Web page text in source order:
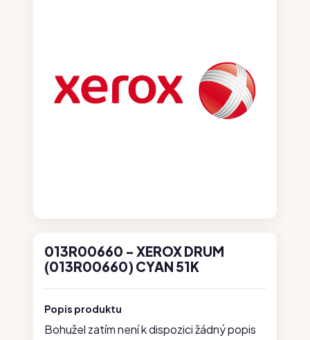
013R00660 - XEROX DRUM
(013R00660) CYAN 51K
Popis produktu
Bohužel zatím není k dispozici žádný popis